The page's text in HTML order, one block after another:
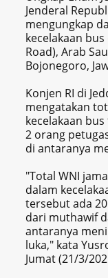
Jenderal
mengungkap
kecelakaan
Road), Arab
Bojonegoro,
Konjen RI di
mengatakan
kecelakaan
2 orang
di antaranya
"Total WNI
dalam
tersebut ada
dari muthawif
antaranya
luka," kata
Jumat (21/3/